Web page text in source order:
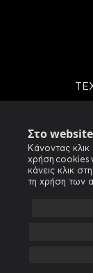
Στο
Κάνοντας
χρήση cookies
κάνεις κλικ
τη χρήση των